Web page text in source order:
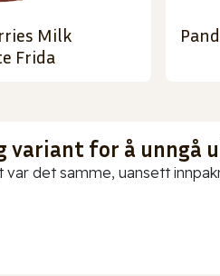
Milk
Frida
variant for å unngå
det samme, uansett